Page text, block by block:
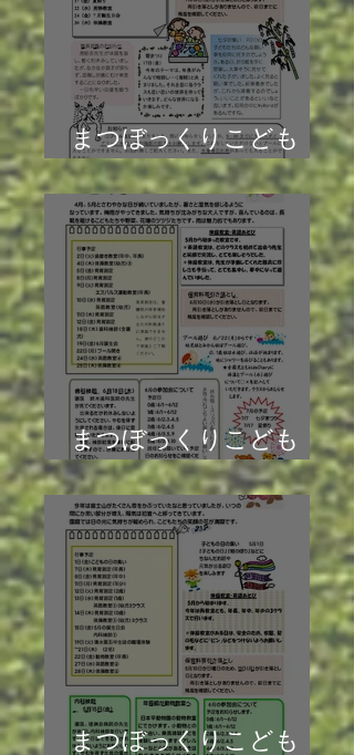
まつぼっくりこども
園 園だより7月号
まつぼっくりこども
園 園だより6月号
まつぼっくりこども